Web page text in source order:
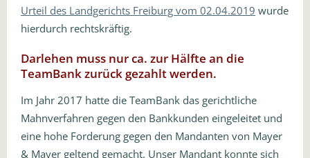
Urteil des Landgerichts Freiburg vom 02.04.2019 wurde
hierdurch rechtskräftig.
Darlehen muss nur ca. zur Hälfte an die
TeamBank zurück gezahlt werden.
Im Jahr 2017 hatte die TeamBank das gerichtliche
Mahnverfahren gegen den Bankkunden eingeleitet und
eine hohe Forderung gegen den Mandanten von Mayer
& Mayer geltend gemacht. Unser Mandant konnte sich